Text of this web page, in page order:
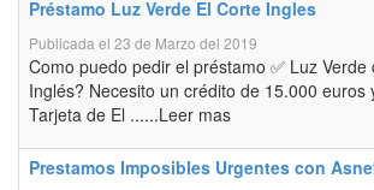
Préstamo Luz Verde El Corte Ingles
Publicada el 23 de Marzo del 2019
Como puedo pedir el préstamo ✅ Luz Verde
Inglés? Necesito un crédito de 15.000 euros
Tarjeta de El ......Leer mas
Prestamos Imposibles Urgentes con